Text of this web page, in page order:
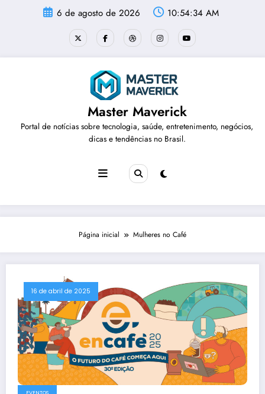
6 de agosto de 2026 10:54:34 AM
Master Maverick
Portal de notícias sobre tecnologia, saúde, entretenimento, negócios,
dicas e tendências no Brasil.
Página inicial Mulheres no Café
16 de abril de 2025